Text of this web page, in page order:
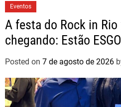
Eventos
A festa do Rock in
chegando: Estão
Posted on 7 de agosto de 2026